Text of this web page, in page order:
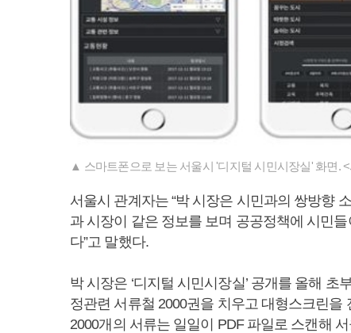
▲ 스마트폰으로 보는 서울시 '디지털 시민시장실' 화면.
서울시 관계자는 “박 시장은 시민과의 쌍방향
과 시장이 같은 정보를 보며 공공정책에 시민
다”고 말했다.
박 시장은 ‘디지털 시민시장실’ 공개를 올해
정관련 서류철 2000권을 치우고 대형스크린
2000개의 서류는 일일이 PDF 파일로 스캔해